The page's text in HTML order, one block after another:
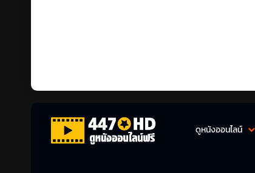
แม้ว่าจะเป็นทีมที่ดูสมดุ
เคยกับท่าทีของเบอร์
สัมพันธ์ใดกับเบอร์ลินแน่
ดูหนังออนไลน์